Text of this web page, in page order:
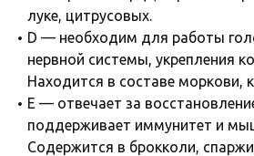
луке, цитрусовых.
D — необходим для работы
нервной системы, укрепления
Находится в составе моркови,
Е — отвечает за
поддерживает иммунитет и
Содержится в брокколи,